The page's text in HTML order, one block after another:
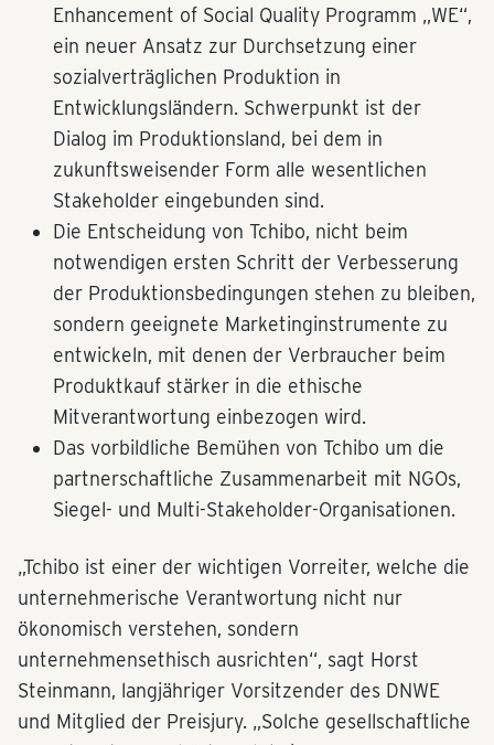
Enhancement of Social Quality Programm „WE“,
ein neuer Ansatz zur Durchsetzung einer
sozialverträglichen Produktion in
Entwicklungsländern. Schwerpunkt ist der
Dialog im Produktionsland, bei dem in
zukunftsweisender Form alle wesentlichen
Stakeholder eingebunden sind.
Die Entscheidung von Tchibo, nicht beim
notwendigen ersten Schritt der Verbesserung
der Produktionsbedingungen stehen zu bleiben,
sondern geeignete Marketinginstrumente zu
entwickeln, mit denen der Verbraucher beim
Produktkauf stärker in die ethische
Mitverantwortung einbezogen wird.
Das vorbildliche Bemühen von Tchibo um die
partnerschaftliche Zusammenarbeit mit NGOs,
Siegel- und Multi-Stakeholder-Organisationen.
„Tchibo ist einer der wichtigen Vorreiter, welche die
unternehmerische Verantwortung nicht nur
ökonomisch verstehen, sondern
unternehmensethisch ausrichten“, sagt Horst
Steinmann, langjähriger Vorsitzender des DNWE
und Mitglied der Preisjury. „Solche gesellschaftliche